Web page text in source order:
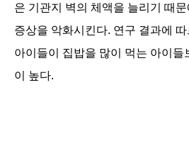
은 기관지 벽의 체액을 늘리기 때
증상을 악화시킨다. 연구 결과에
아이들이 집밥을 많이 먹는 아이들
이 높다.